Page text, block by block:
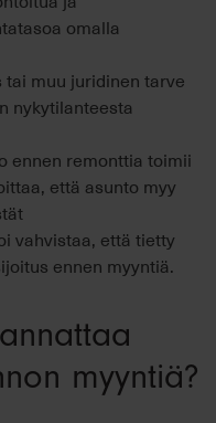
omalla
muu juridinen tarve
nykytilanteesta
ennen remonttia toimii
että asunto myy
vahvistaa, että tietty
ennen myyntiä.
myyntiä?